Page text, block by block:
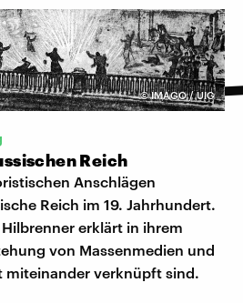
©IMAGO / UIG
Reich
Anschlägen
Reich im 19. Jahrhundert.
erklärt in ihrem
von Massenmedien und
miteinander verknüpft sind.